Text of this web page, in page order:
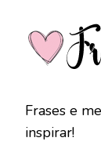
Frases e
inspirar!